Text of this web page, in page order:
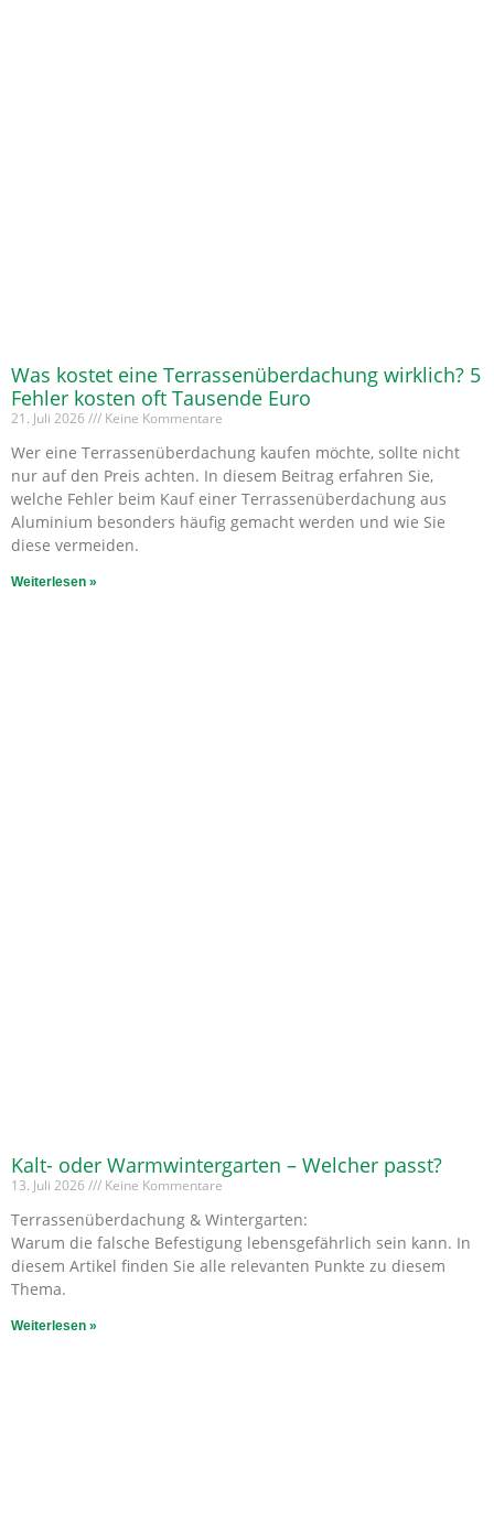
Was kostet eine Terrassenüberdachung wirklich? 5
Fehler kosten oft Tausende Euro
21. Juli 2026 Keine Kommentare
Wer eine Terrassenüberdachung kaufen möchte, sollte nicht
nur auf den Preis achten. In diesem Beitrag erfahren Sie,
welche Fehler beim Kauf einer Terrassenüberdachung aus
Aluminium besonders häufig gemacht werden und wie Sie
diese vermeiden.
Weiterlesen »
Kalt- oder Warmwintergarten – Welcher passt?
13. Juli 2026 Keine Kommentare
Terrassenüberdachung & Wintergarten:
Warum die falsche Befestigung lebensgefährlich sein kann. In
diesem Artikel finden Sie alle relevanten Punkte zu diesem
Thema.
Weiterlesen »